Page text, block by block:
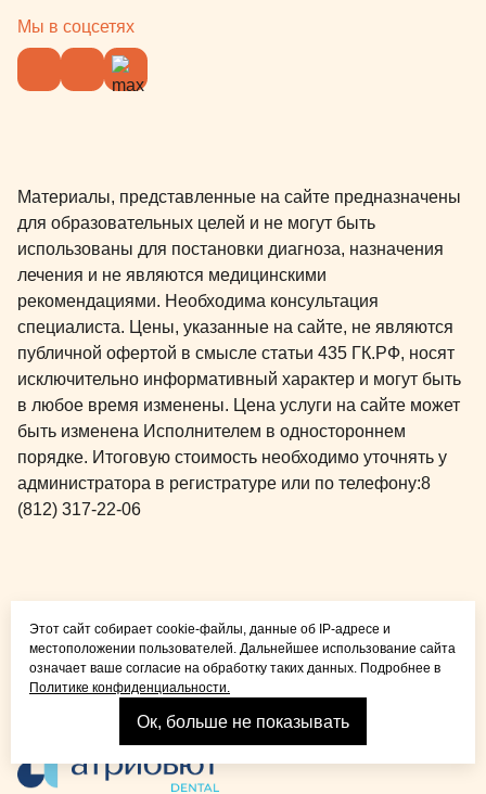
Мы в соцсетях
Материалы, представленные на сайте предназначены
для образовательных целей и не могут быть
использованы для постановки диагноза, назначения
лечения и не являются медицинскими
рекомендациями. Необходима консультация
специалиста. Цены, указанные на сайте, не являются
публичной офертой в смысле статьи 435 ГК.РФ, носят
исключительно информативный характер и могут быть
в любое время изменены. Цена услуги на сайте может
быть изменена Исполнителем в одностороннем
порядке. Итоговую стоимость необходимо уточнять у
администратора в регистратуре или по телефону:8
(812) 317-22-06
детей и взрослых
Взрослая стоматология
Этот сайт собирает cookie-файлы, данные об IP-адресе и
местоположении пользователей. Дальнейшее использование сайта
означает ваше согласие на обработку таких данных. Подробнее в
Политике конфиденциальности.
Ок, больше не показывать